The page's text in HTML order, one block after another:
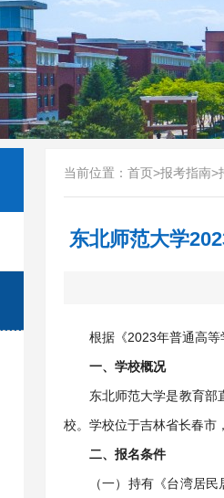
当前位置： 首页>报考指南>
东北师范大学
根据《2023年普通高等
一、学校概况
东北师范大学是教育部
校。学校位于吉林省长春市
二、报名条件
（一）持有《台湾居